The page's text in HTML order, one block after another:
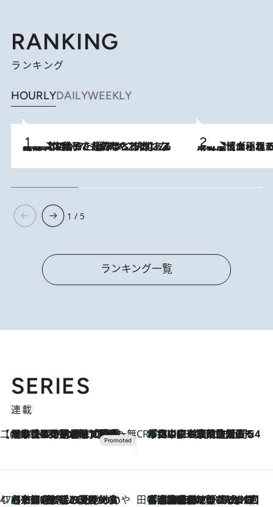
RANKING
ランキング
HOURLYDAILYWEEKLY
2026.8.5
【阿川佐和子さんの年とる力】なぜ70代で始めた趣味は“こんなに楽しい”のか？ ピアノ、俳句…スランプに陥っても続けられる“ある秘訣”とは 2026.8.5
下町風情あふれる台北屈指の人気エリア・大稲埕でセンスのいい台湾土産《ヴ
1 / 5
ランキング一覧
SERIES
連載
【CREA×星野リゾート】唯一無二。癒しと発見が待つ場所へ
2026.8.7
【トンボの足水浴】ヒノキの香りに包まれて涼感マックス！約13℃の湧水かけ流しを避暑地「星野温泉 トンボの湯」で体験 CREA'S CHOICE
2026.8.7
「立川にも歌舞伎があるんだよ」 片岡仁左衛門・市川中車ら豪華座組みで4年目の立川立飛歌舞伎へ
47都道府県の手みやげ ひんやりスイーツで夏を満喫
2026.8.7
【京都府】この夏絶対食べたい 冷やしておいしいおやつ3選 ひと口目から心を掴む新緑のテリーヌ 田中稲の勝手に再ブーム
2026.8.7
「湘南乃風に憧れて」観客大盛上がりの“タオル回し”に、ラッパー顔負けの高速歌唱まで…さだまさし（74）のアグレッシブすぎる現在地